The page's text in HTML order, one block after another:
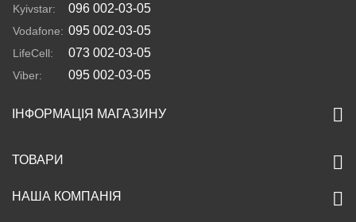
Kyivstar: 096 002-03-05
Vodafone: 095 002-03-05
LifeCell: 073 002-03-05
Viber: 095 002-03-05
ІНФОРМАЦІЯ МАГАЗИНУ
ТОВАРИ
НАША КОМПАНІЯ